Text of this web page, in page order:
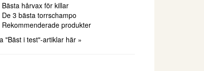
Bästa hårvax för killar
De 3 bästa torrschampo
Rekommenderade produkter
"Bäst i test"-artiklar här »